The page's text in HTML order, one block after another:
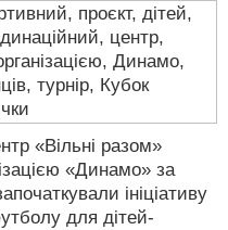
«Вільні разом»
«Динамо» за
ініціативу
для дітей-